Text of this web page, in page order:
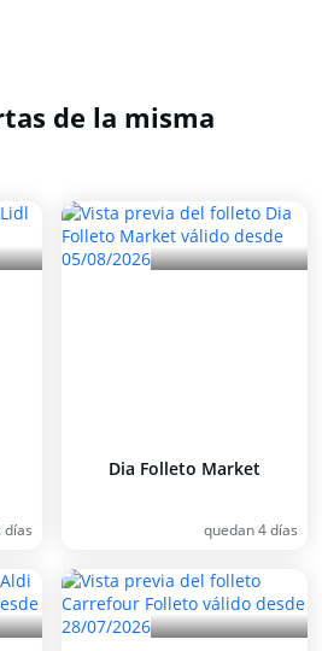
de la misma
días
Dia Folleto Market
quedan 4 días